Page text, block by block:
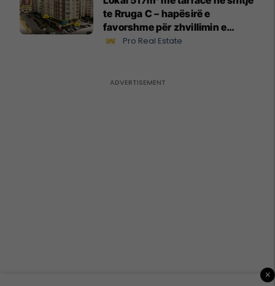
te Rruga C – hapësirë e
favorshme për zhvillimin e
biznesit #15796
Pro Real Estate
×